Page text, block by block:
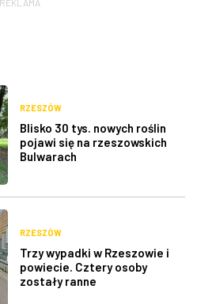
RZESZÓW
Blisko 30 tys. nowych roślin
pojawi się na rzeszowskich
Bulwarach
RZESZÓW
Trzy wypadki w Rzeszowie i
powiecie. Cztery osoby
zostały ranne